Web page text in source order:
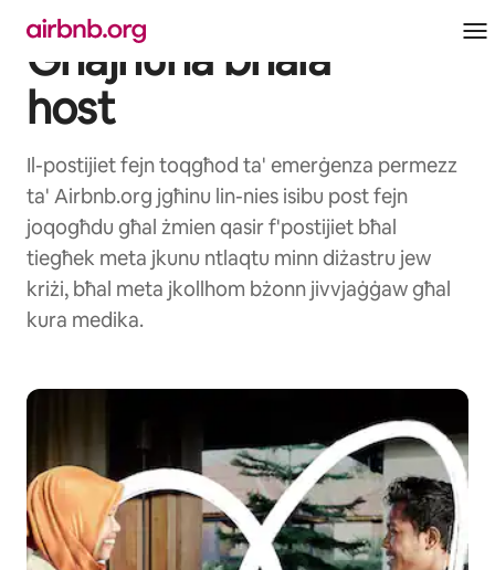
għall-Għajnuna bħala
host
Il-postijiet fejn toqgħod ta' emerġenza permezz
ta' Airbnb.org jgħinu lin-nies isibu post fejn
joqogħdu għal żmien qasir f'postijiet bħal
tiegħek meta jkunu ntlaqtu minn diżastru jew
kriżi, bħal meta jkollhom bżonn jivvjaġġaw għal
kura medika.